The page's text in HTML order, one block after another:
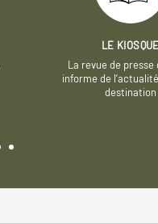
LE
La revue de presse
informe de
destination